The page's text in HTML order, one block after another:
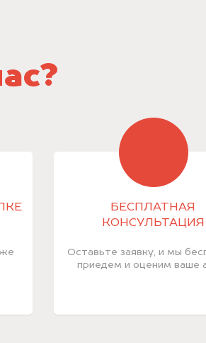
БЕСПЛАТНАЯ
КОНСУЛЬТАЦИЯ
Оставьте заявку, и мы
приедем и оценим ваше